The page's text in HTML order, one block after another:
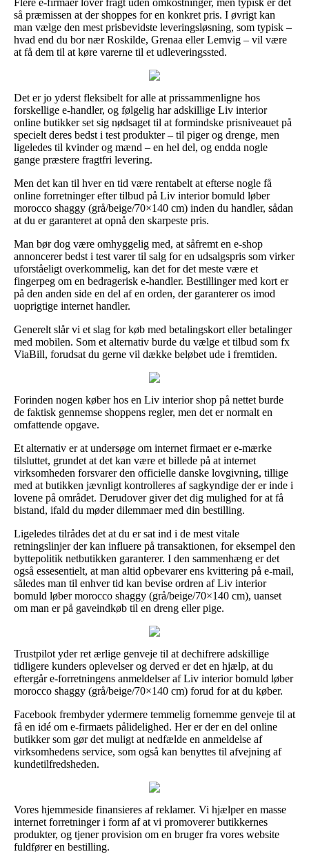
så præmissen at der shoppes for en konkret pris. I øvrigt kan
man vælge den mest prisbevidste leveringsløsning, som typisk –
hvad end du bor nær Roskilde, Grenaa eller Lemvig – vil være
at få dem til at køre varerne til et udleveringssted.
Det er jo yderst fleksibelt for alle at prissammenligne hos
forskellige e-handler, og følgelig har adskillige Liv interior
online butikker set sig nødsaget til at formindske prisniveauet på
specielt deres bedst i test produkter – til piger og drenge, men
ligeledes til kvinder og mænd – en hel del, og endda nogle
gange præstere fragtfri levering.
Men det kan til hver en tid være rentabelt at efterse nogle få
online forretninger efter tilbud på Liv interior bomuld løber
morocco shaggy (grå/beige/70×140 cm) inden du handler, sådan
at du er garanteret at opnå den skarpeste pris.
Man bør dog være omhyggelig med, at såfremt en e-shop
annoncerer bedst i test varer til salg for en udsalgspris som virker
uforståeligt overkommelig, kan det for det meste være et
fingerpeg om en bedragerisk e-handler. Bestillinger med kort er
på den anden side en del af en orden, der garanterer os imod
uoprigtige internet handler.
Generelt slår vi et slag for køb med betalingskort eller betalinger
med mobilen. Som et alternativ burde du vælge et tilbud som fx
ViaBill, forudsat du gerne vil dække beløbet ude i fremtiden.
Forinden nogen køber hos en Liv interior shop på nettet burde
de faktisk gennemse shoppens regler, men det er normalt en
omfattende opgave.
Et alternativ er at undersøge om internet firmaet er e-mærke
tilsluttet, grundet at det kan være et billede på at internet
virksomheden forsvarer den officielle danske lovgivning, tillige
med at butikken jævnligt kontrolleres af sagkyndige der er inde i
lovene på området. Derudover giver det dig mulighed for at få
bistand, ifald du møder dilemmaer med din bestilling.
Ligeledes tilrådes det at du er sat ind i de mest vitale
retningslinjer der kan influere på transaktionen, for eksempel den
byttepolitik netbutikken garanterer. I den sammenhæng er det
også essesentielt, at man altid opbevarer ens kvittering på e-mail,
således man til enhver tid kan bevise ordren af Liv interior
bomuld løber morocco shaggy (grå/beige/70×140 cm), uanset
om man er på gaveindkøb til en dreng eller pige.
Trustpilot yder ret ærlige genveje til at dechifrere adskillige
tidligere kunders oplevelser og derved er det en hjælp, at du
eftergår e-forretningens anmeldelser af Liv interior bomuld løber
morocco shaggy (grå/beige/70×140 cm) forud for at du køber.
Facebook frembyder ydermere temmelig fornemme genveje til at
få en idé om e-firmaets pålidelighed. Her er der en del online
butikker som gør det muligt at nedfælde en anmeldelse af
virksomhedens service, som også kan benyttes til afvejning af
kundetilfredsheden.
Vores hjemmeside finansieres af reklamer. Vi hjælper en masse
internet forretninger i form af at vi promoverer butikkernes
produkter, og tjener provision om en bruger fra vores website
fuldfører en bestilling.